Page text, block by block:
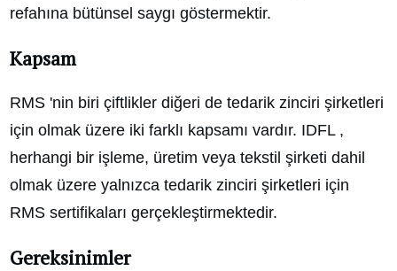
refahına bütünsel saygı göstermektir.
Kapsam
RMS 'nin biri çiftlikler diğeri de tedarik zinciri şirketleri
için olmak üzere iki farklı kapsamı vardır. IDFL ,
herhangi bir işleme, üretim veya tekstil şirketi dahil
olmak üzere yalnızca tedarik zinciri şirketleri için
RMS sertifikaları gerçekleştirmektedir.
Gereksinimler